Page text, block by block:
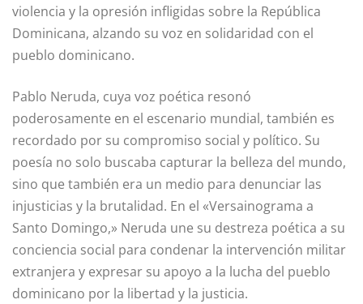
violencia y la opresión infligidas sobre la República
Dominicana, alzando su voz en solidaridad con el
pueblo dominicano.
Pablo Neruda, cuya voz poética resonó
poderosamente en el escenario mundial, también es
recordado por su compromiso social y político. Su
poesía no solo buscaba capturar la belleza del mundo,
sino que también era un medio para denunciar las
injusticias y la brutalidad. En el «Versainograma a
Santo Domingo,» Neruda une su destreza poética a su
conciencia social para condenar la intervención militar
extranjera y expresar su apoyo a la lucha del pueblo
dominicano por la libertad y la justicia.